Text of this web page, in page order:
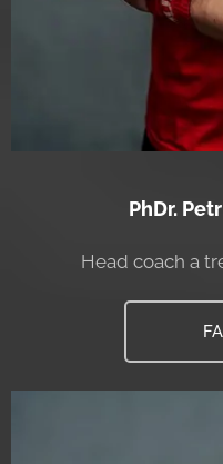
PhDr.
Head coach a